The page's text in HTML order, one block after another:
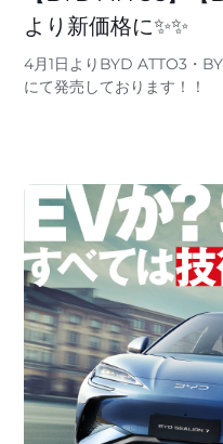
より新価格に✨✨
4月1日よりBYD ATTO3・
にて発売しております！！